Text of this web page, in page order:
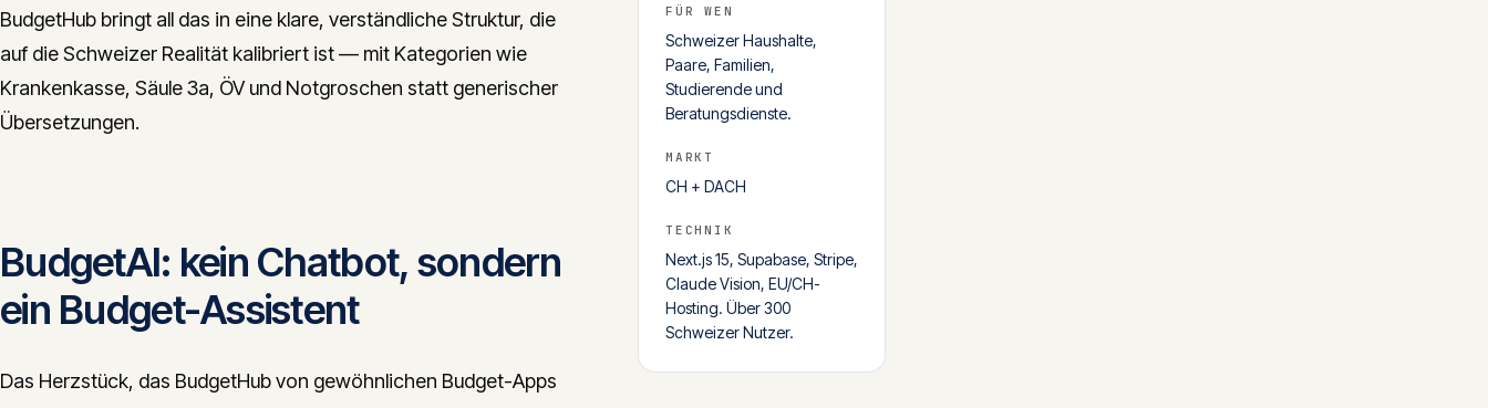
BudgetHub bringt all das in eine klare, verständliche Struktur, die
auf die Schweizer Realität kalibriert ist — mit Kategorien wie
Krankenkasse, Säule 3a, ÖV und Notgroschen statt generischer
Übersetzungen.
BudgetAI: kein Chatbot, sondern
ein Budget-Assistent
Das Herzstück, das BudgetHub von gewöhnlichen Budget-Apps
FÜR WEN
Schweizer Haushalte,
Paare, Familien,
Studierende und
Beratungsdienste.
MARKT
CH + DACH
TECHNIK
Next.js 15, Supabase, Stripe,
Claude Vision, EU/CH-
Hosting. Über 300
Schweizer Nutzer.